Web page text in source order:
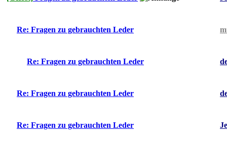
Re: Fragen zu gebrauchten Leder
Re: Fragen zu gebrauchten Leder
Re: Fragen zu gebrauchten Leder
Re: Fragen zu gebrauchten Leder